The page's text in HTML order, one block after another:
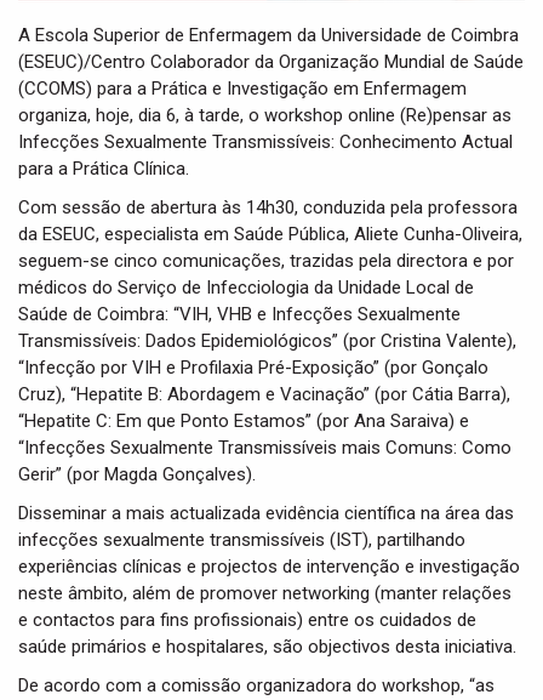
A Escola Superior de Enfermagem da Universidade de Coimbra
(ESEUC)/Centro Colaborador da Organização Mundial de Saúde
(CCOMS) para a Prática e Investigação em Enfermagem
organiza, hoje, dia 6, à tarde, o workshop online (Re)pensar as
Infecções Sexualmente Transmissíveis: Conhecimento Actual
para a Prática Clínica.
Com sessão de abertura às 14h30, conduzida pela professora
da ESEUC, especialista em Saúde Pública, Aliete Cunha-Oliveira,
seguem-se cinco comunicações, trazidas pela directora e por
médicos do Serviço de Infecciologia da Unidade Local de
Saúde de Coimbra: “VIH, VHB e Infecções Sexualmente
Transmissíveis: Dados Epidemiológicos” (por Cristina Valente),
“Infecção por VIH e Profilaxia Pré-Exposição” (por Gonçalo
Cruz), “Hepatite B: Abordagem e Vacinação” (por Cátia Barra),
“Hepatite C: Em que Ponto Estamos” (por Ana Saraiva) e
“Infecções Sexualmente Transmissíveis mais Comuns: Como
Gerir” (por Magda Gonçalves).
Disseminar a mais actualizada evidência científica na área das
infecções sexualmente transmissíveis (IST), partilhando
experiências clínicas e projectos de intervenção e investigação
neste âmbito, além de promover networking (manter relações
e contactos para fins profissionais) entre os cuidados de
saúde primários e hospitalares, são objectivos desta iniciativa.
De acordo com a comissão organizadora do workshop, “as